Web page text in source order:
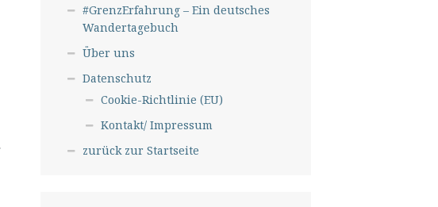
#GrenzErfahrung – Ein deutsches
Wandertagebuch
Über uns
Datenschutz
Cookie-Richtlinie (EU)
Kontakt/ Impressum
zurück zur Startseite